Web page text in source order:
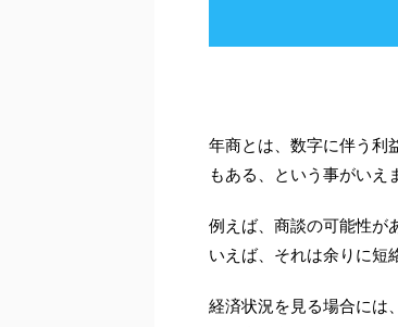
年商とは、数字に伴う利
もある、という事がいえ
例えば、商談の可能性が
いえば、それは余りに短
経済状況を見る場合には